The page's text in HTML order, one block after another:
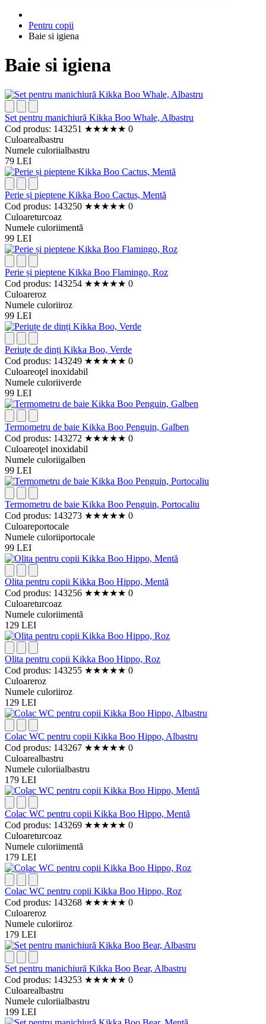
Pentru copii
Baie si igiena
Baie si igiena
Set pentru manichiură Kikka Boo Whale, Albastru
Cod produs: 143251 ★★★★★ 0
Culoarealbastru
Numele culoriialbastru
79 LEI
Perie și pieptene Kikka Boo Cactus, Mentă
Cod produs: 143250 ★★★★★ 0
Culoareturcoaz
Numele culoriimentă
99 LEI
Perie și pieptene Kikka Boo Flamingo, Roz
Cod produs: 143254 ★★★★★ 0
Culoareroz
Numele culoriiroz
99 LEI
Periuțe de dinți Kikka Boo, Verde
Cod produs: 143249 ★★★★★ 0
Culoareoţel inoxidabil
Numele culoriiverde
99 LEI
Termometru de baie Kikka Boo Penguin, Galben
Cod produs: 143272 ★★★★★ 0
Culoareoţel inoxidabil
Numele culoriigalben
99 LEI
Termometru de baie Kikka Boo Penguin, Portocaliu
Cod produs: 143273 ★★★★★ 0
Culoareportocale
Numele culoriiportocale
99 LEI
Olita pentru copii Kikka Boo Hippo, Mentă
Cod produs: 143256 ★★★★★ 0
Culoareturcoaz
Numele culoriimentă
129 LEI
Olita pentru copii Kikka Boo Hippo, Roz
Cod produs: 143255 ★★★★★ 0
Culoareroz
Numele culoriiroz
129 LEI
Colac WC pentru copii Kikka Boo Hippo, Albastru
Cod produs: 143267 ★★★★★ 0
Culoarealbastru
Numele culoriialbastru
179 LEI
Colac WC pentru copii Kikka Boo Hippo, Mentă
Cod produs: 143269 ★★★★★ 0
Culoareturcoaz
Numele culoriimentă
179 LEI
Colac WC pentru copii Kikka Boo Hippo, Roz
Cod produs: 143268 ★★★★★ 0
Culoareroz
Numele culoriiroz
179 LEI
Set pentru manichiură Kikka Boo Bear, Albastru
Cod produs: 143253 ★★★★★ 0
Culoarealbastru
Numele culoriialbastru
199 LEI